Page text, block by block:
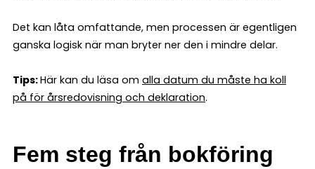
Det kan låta omfattande, men processen är egentligen
ganska logisk när man bryter ner den i mindre delar.
Tips:Här kan du läsa om alla datum du måste ha koll
på för årsredovisning och deklaration.
Fem steg från bokföring